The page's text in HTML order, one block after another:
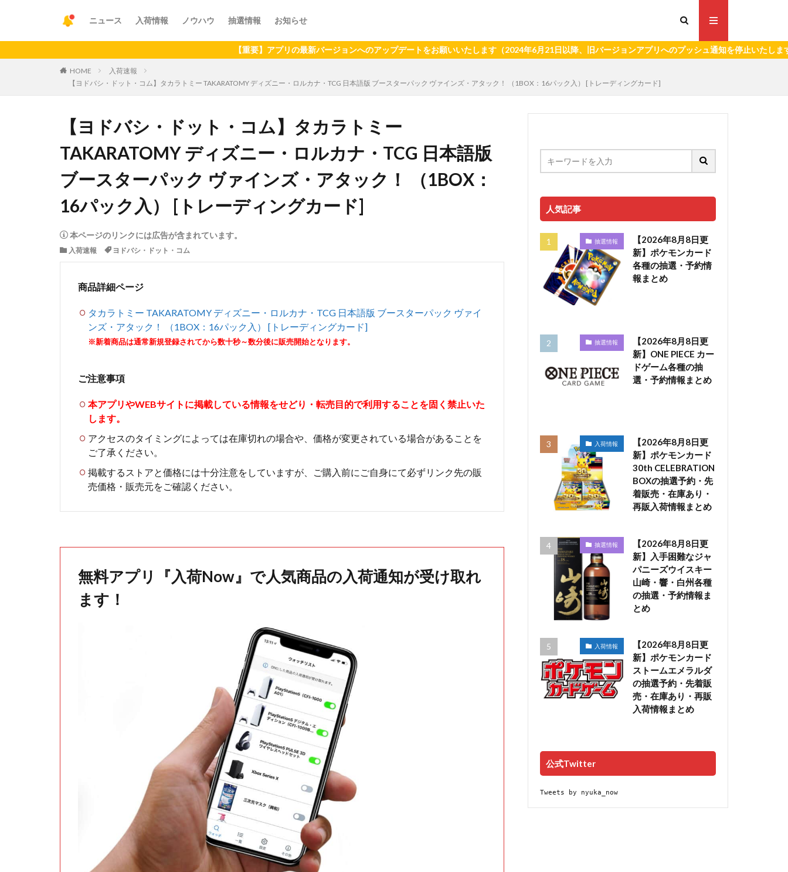
ニュース 入荷情報 ノウハウ 抽選情報 お知らせ
【重要】アプリの最新バージョンへのアップデートをお願いいたします（2024年6月21日以降、旧バージョンアプリへのプッシュ通知を停止いたします。）
HOME
入荷速報
【ヨドバシ・ドット・コム】タカラトミー TAKARATOMY ディズニー・ロルカナ・TCG 日本語版 ブースターパック ヴァインズ・アタック！ （1BOX：16パック入） [トレーディングカード]
【ヨドバシ・ドット・コム】タカラトミー
TAKARATOMY ディズニー・ロルカナ・TCG 日本語版
ブースターパック ヴァインズ・アタック！ （1BOX：
16パック入） [トレーディングカード]
本ページのリンクには広告が含まれています。
入荷速報 ヨドバシ・ドット・コム
商品詳細ページ
タカラトミー TAKARATOMY ディズニー・ロルカナ・TCG 日本語版 ブースターパック ヴァイ
ンズ・アタック！ （1BOX：16パック入） [トレーディングカード]
※新着商品は通常新規登録されてから数十秒～数分後に販売開始となります。
ご注意事項
本アプリやWEBサイトに掲載している情報をせどり・転売目的で利用することを固く禁止いた
します。
アクセスのタイミングによっては在庫切れの場合や、価格が変更されている場合があることを
ご了承ください。
掲載するストアと価格には十分注意をしていますが、ご購入前にご自身にて必ずリンク先の販
売価格・販売元をご確認ください。
無料アプリ『入荷Now』で人気商品の入荷通知が受け取れ
ます！
人気記事
抽選情報
【2026年8月8日更
新】ポケモンカード
各種の抽選・予約情
報まとめ
抽選情報
【2026年8月8日更
新】ONE PIECE カー
ドゲーム各種の抽
選・予約情報まとめ
入荷情報
【2026年8月8日更
新】ポケモンカード
30th CELEBRATION
BOXの抽選予約・先
着販売・在庫あり・
再販入荷情報まとめ
抽選情報
【2026年8月8日更
新】入手困難なジャ
パニーズウイスキー
山崎・響・白州各種
の抽選・予約情報ま
とめ
入荷情報
【2026年8月8日更
新】ポケモンカード
ストームエメラルダ
の抽選予約・先着販
売・在庫あり・再販
入荷情報まとめ
公式Twitter
Tweets by nyuka_now